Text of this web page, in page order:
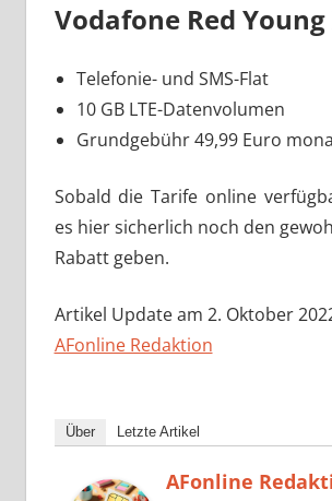
Vodafone Red Young
Telefonie- und SMS-Flat
10 GB LTE-Datenvolumen
Grundgebühr 49,99 Euro
Sobald die Tarife online
es hier sicherlich noch den
Rabatt geben.
Artikel Update am 2. Oktober
AFonline Redaktion
Über Letzte Artikel
AFonline